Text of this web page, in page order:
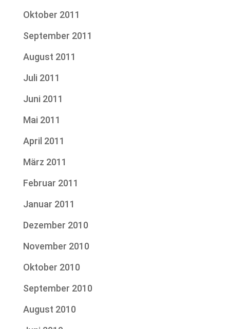
Oktober 2011
September 2011
August 2011
Juli 2011
Juni 2011
Mai 2011
April 2011
März 2011
Februar 2011
Januar 2011
Dezember 2010
November 2010
Oktober 2010
September 2010
August 2010